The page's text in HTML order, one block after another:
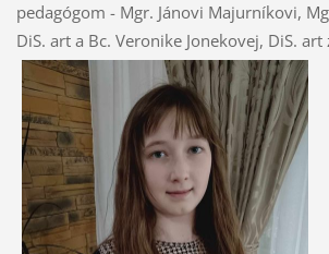
pedagógom - Mgr. Jánovi Majurníkovi,
DiS. art a Bc. Veronike Jonekovej, DiS.